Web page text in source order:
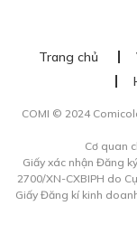
Trang chủ
COMI © 2024
Cơ quan
Giấy xác nhận Đăng
2700/XN-CXBIPH do
Giấy Đăng kí kinh